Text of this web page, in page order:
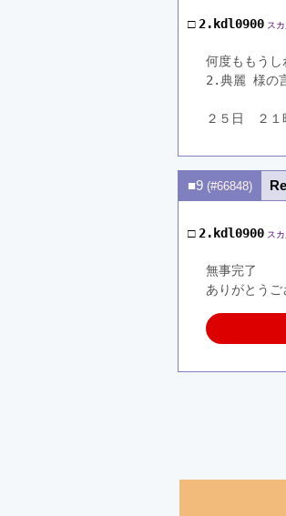
□ 2.kdl0900 ス
何度ももう
2.典麗 様の
２５日　２
■9 (#66848)
□ 2.kdl0900 ス
無事完了
ありがとうご